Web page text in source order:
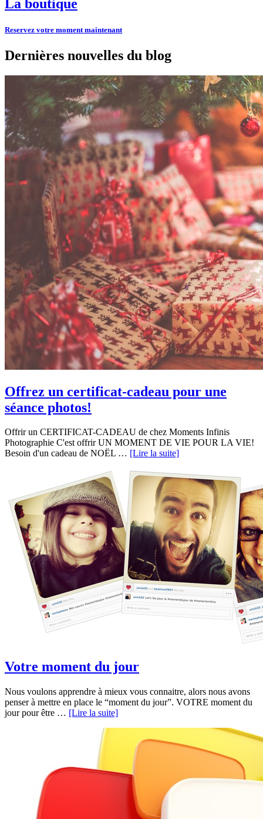
La boutique
Reservez votre moment maintenant
Dernières nouvelles du blog
Offrez un certificat-cadeau pour une
séance photos!
Offrir un CERTIFICAT-CADEAU de chez Moments Infinis
Photographie C'est offrir UN MOMENT DE VIE POUR LA VIE!
Besoin d'un cadeau de NOËL … [Lire la suite]
Votre moment du jour
Nous voulons apprendre à mieux vous connaitre, alors nous avons
penser à mettre en place le “moment du jour”. VOTRE moment du
jour pour être … [Lire la suite]